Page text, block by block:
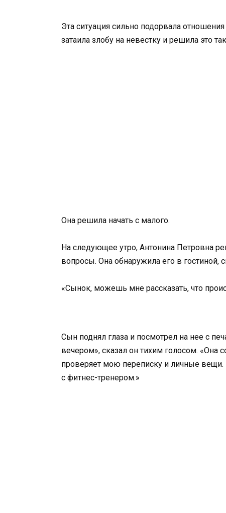
Эта ситуация сильно подорвала
затаила злобу на невестку и решила это
Она решила начать с малого.
На следующее утро, Антонина Петровна
вопросы. Она обнаружила его в
«Сынок, можешь мне рассказать, что
Сын поднял глаза и посмотрел на нее с
вечером», сказал он тихим голосом. «Она
проверяет мою переписку и личные
с фитнес-тренером.»